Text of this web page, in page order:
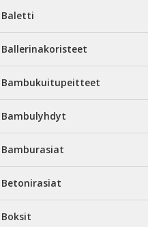
Baletti
Ballerinakoristeet
Bambukuitupeitteet
Bambulyhdyt
Bamburasiat
Betonirasiat
Boksit